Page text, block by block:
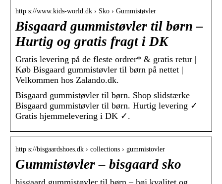
http s://www.kids-world.dk › Sko › Gummistøvler
Bisgaard gummistøvler til børn –
Hurtig og gratis fragt i DK
Gratis levering på de fleste ordrer* & gratis retur |
Køb Bisgaard gummistøvler til børn på nettet |
Velkommen hos Zalando.dk.
Bisgaard gummistøvler til børn. Shop slidstærke
Bisgaard gummistøvler til børn. Hurtig levering ✓
Gratis hjemmelevering i DK ✓.
http s://bisgaardshoes.dk › collections › gummistovler
Gummistøvler – bisgaard sko